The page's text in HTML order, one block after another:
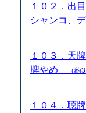
１０２．出
シャンコ、
１０３．天
牌やめ
（約
１０４．聴